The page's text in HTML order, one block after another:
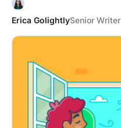
Erica GolightlySenior Writer